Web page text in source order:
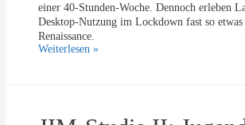
e
n
i
u
einer 40-Stunden-Woche. Dennoch erleben
Desktop-Nutzung im Lockdown fast so
Renaissance.
Ä
e
Weiterlesen »